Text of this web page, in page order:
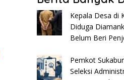
Kepala Desa di
Diduga
Belum Beri
Pemkot
Seleksi